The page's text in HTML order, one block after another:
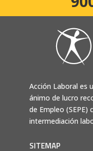
Acción Laboral es
ánimo de lucro
de Empleo (SEPE)
intermediación
SITEMAP